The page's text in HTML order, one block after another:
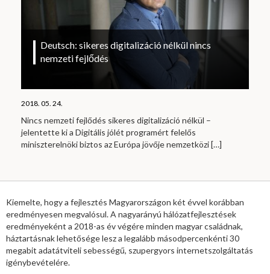
Deutsch: sikeres digitalizáció nélkül nincs
nemzeti fejlődés
2018. 05. 24.
Nincs nemzeti fejlődés sikeres digitalizáció nélkül –
jelentette ki a Digitális jólét programért felelős
miniszterelnöki biztos az Európa jövője nemzetközi[…]
Kiemelte, hogy a fejlesztés Magyarországon két évvel korábban
eredményesen megvalósul. A nagyarányú hálózatfejlesztések
eredményeként a 2018-as év végére minden magyar családnak,
háztartásnak lehetősége lesz a legalább másodpercenkénti 30
megabit adatátviteli sebességű, szupergyors internetszolgáltatás
igénybevételére.